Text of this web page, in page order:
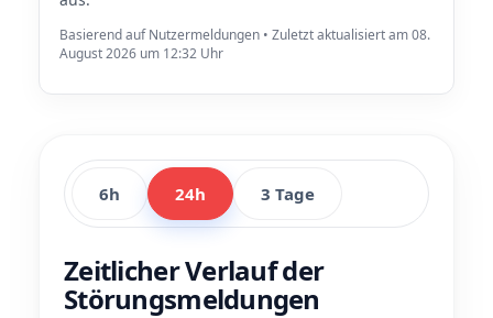
Basierend auf Nutzermeldungen • Zuletzt aktualisiert am 08.
August 2026 um 12:32 Uhr
6h 24h 3 Tage
Zeitlicher Verlauf der
Störungsmeldungen